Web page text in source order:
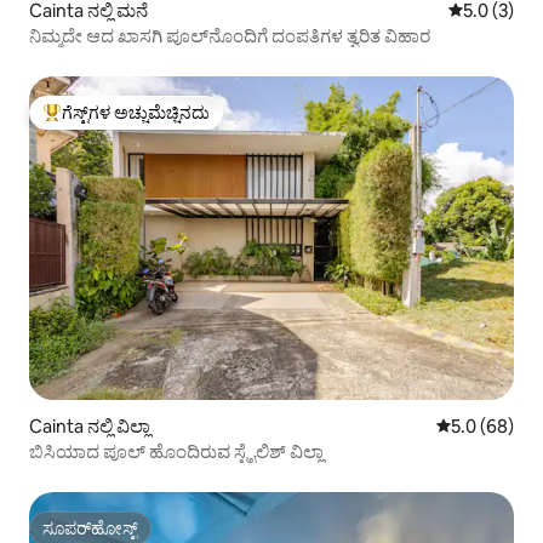
Cainta ನಲ್ಲಿ ಮನೆ 5 ರಲ್ಲಿ 5.0
5.0 (3)
ನಿಮ್ಮದೇ ಆದ ಖಾಸಗಿ ಪೂಲ್‌ನೊಂದಿಗೆ ದಂಪತಿಗಳ ತ್ವರಿತ ವಿಹಾರ
ಗೆಸ್ಟ್‌ಗಳಿಗೆ ಅತಿ ಹೆಚ್ಚು ಅಚ್ಚುಮೆಚ್ಚಿನದು
ಗೆಸ್ಟ್‌ಗಳ ಅಚ್ಚುಮೆಚ್ಚಿನದು
Cainta ನಲ್ಲಿ ವಿಲ್ಲಾ 5 ರಲ್ಲಿ 5.0
5.0 (68)
ಬಿಸಿಯಾದ ಪೂಲ್ ಹೊಂದಿರುವ ಸ್ಟೈಲಿಶ್ ವಿಲ್ಲಾ
ಸೂಪರ್‌ಹೋಸ್ಟ್
ಸೂಪರ್‌ಹೋಸ್ಟ್